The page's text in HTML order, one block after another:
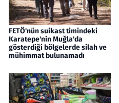
FETÖ'nün suikast timindeki
Karatepe'nin Muğla'da
gösterdiği bölgelerde silah ve
mühimmat bulunamadı